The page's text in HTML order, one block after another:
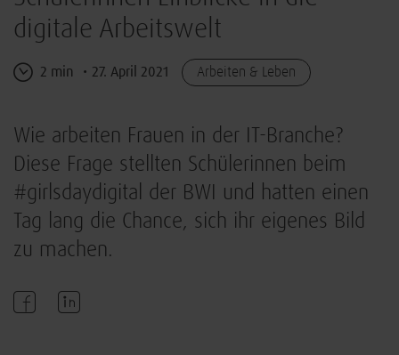
digitale Arbeitswelt
2 min 27. April 2021 Arbeiten & Leben
Wie arbeiten Frauen in der IT-Branche?
Diese Frage stellten Schülerinnen beim
#girlsdaydigital der BWI und hatten einen
Tag lang die Chance, sich ihr eigenes Bild
zu machen.